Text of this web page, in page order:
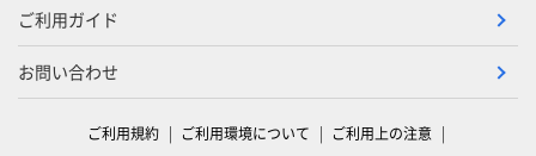
ご利用ガイド
お問い合わせ
ご利用規約 ご利用環境について
ご利用上の注意